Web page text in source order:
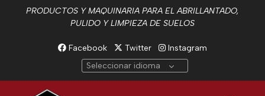
PRODUCTOS Y MAQUINARIA PARA EL ABRILLANTADO,
PULIDO Y LIMPIEZA DE SUELOS
Facebook Twitter
Instagram
Seleccionar idioma